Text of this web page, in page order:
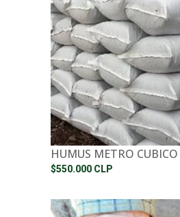
HUMUS METRO CUBICO
$550.000 CLP